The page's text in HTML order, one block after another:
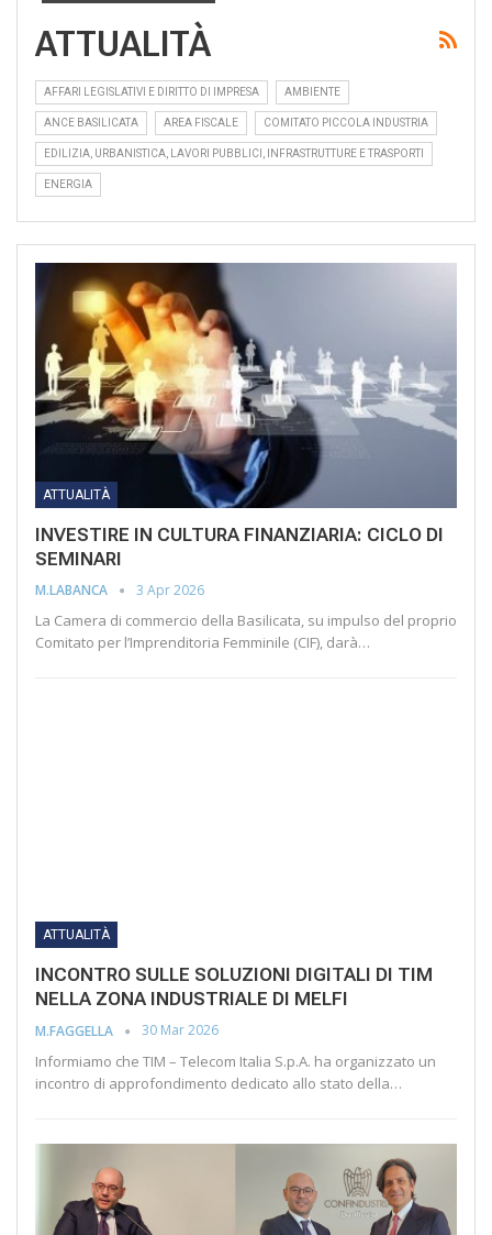
ATTUALITÀ
AFFARI LEGISLATIVI E DIRITTO DI IMPRESA AMBIENTE
ANCE BASILICATA AREA FISCALE COMITATO PICCOLA INDUSTRIA
EDILIZIA, URBANISTICA, LAVORI PUBBLICI, INFRASTRUTTURE E TRASPORTI
ENERGIA
ATTUALITÀ
INVESTIRE IN CULTURA FINANZIARIA: CICLO DI
SEMINARI
M.LABANCA 3 Apr 2026
La Camera di commercio della Basilicata, su impulso del proprio
Comitato per l’Imprenditoria Femminile (CIF), darà…
ATTUALITÀ
INCONTRO SULLE SOLUZIONI DIGITALI DI TIM
NELLA ZONA INDUSTRIALE DI MELFI
M.FAGGELLA 30 Mar 2026
Informiamo che TIM – Telecom Italia S.p.A. ha organizzato un
incontro di approfondimento dedicato allo stato della…